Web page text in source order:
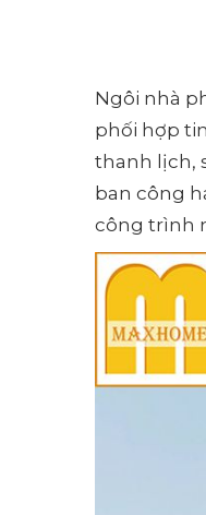
Ngôi nhà
phối hợp
thanh lịch,
ban công
công trình